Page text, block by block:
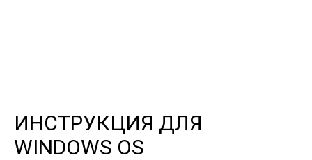
ИНСТРУКЦИЯ ДЛЯ
WINDOWS OS
+7 (800) 600-76-91
Политика конфиденциальности